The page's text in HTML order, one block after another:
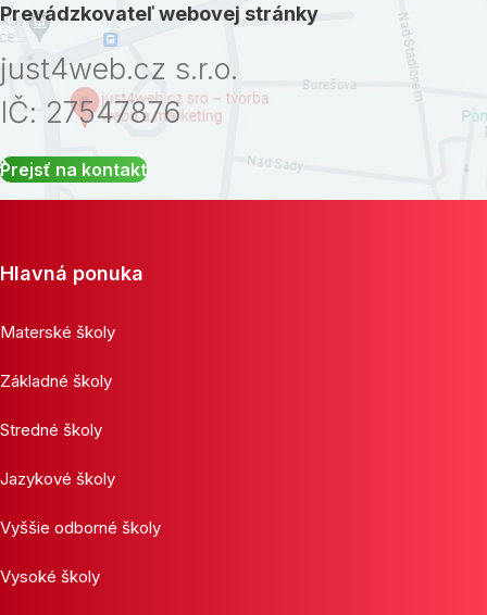
Prevádzkovateľ webovej stránky
just4web.cz s.r.o.
IČ: 27547876
Prejsť na kontakt
Hlavná ponuka
Materské školy
Základné školy
Stredné školy
Jazykové školy
Vyššie odborné školy
Vysoké školy